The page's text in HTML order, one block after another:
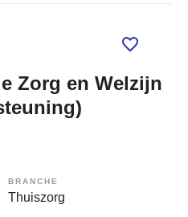
Zorg en Welzijn
BRANCHE
Thuiszorg